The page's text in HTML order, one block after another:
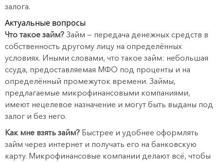
залога.
Актуальные вопросы
Что такое займ? Займ — передача денежных средств в
собственность другому лицу на определённых
условиях. Иными словами, что такое займ: небольшая
ссуда, предоставляемая МФО под проценты и на
определённый промежуток времени. Займы,
предлагаемые микрофинансовыми компаниями,
имеют нецелевое назначение и могут быть выданы под
залог и без него.
Как мне взять займ? Быстрее и удобнее оформлять
займ через интернет и получать его на банковскую
карту. Микрофинансовые компании делают всё, чтобы